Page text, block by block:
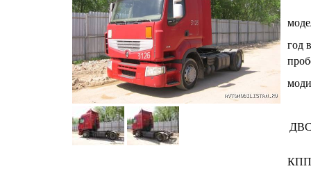
год
КПП